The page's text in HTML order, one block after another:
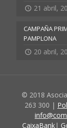
21 abril,
CAMPAÑA
PAMPLONA
20 abril,
© 2018
263 300 |
CaixaBank|